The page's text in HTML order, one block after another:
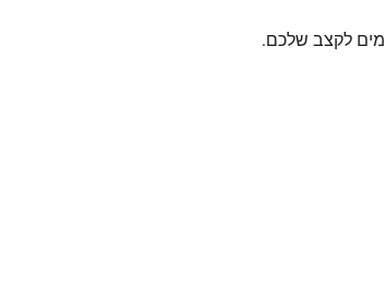
לקצב שלכם.